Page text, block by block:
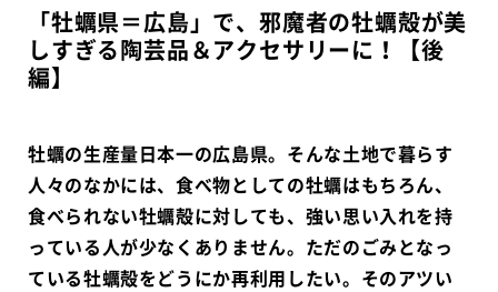
「牡蠣県＝広島」で、邪魔者の牡蠣殻が美
しすぎる陶芸品＆アクセサリーに！【後
編】
牡蠣の生産量日本一の広島県。そんな土地で暮らす
人々のなかには、食べ物としての牡蠣はもちろん、
食べられない牡蠣殻に対しても、強い思い入れを持
っている人が少なくありません。ただのごみとなっ
ている牡蠣殻をどうにか再利用したい。そのアツい